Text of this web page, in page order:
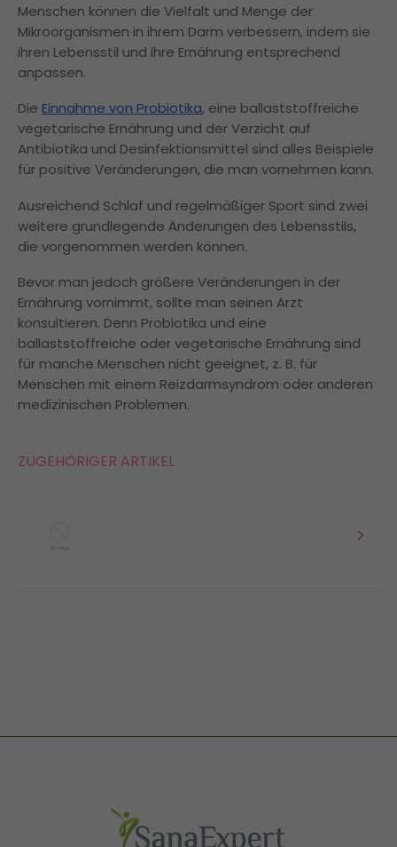
Menschen können die Vielfalt und Menge der
Mikroorganismen in ihrem Darm verbessern, indem sie
ihren Lebensstil und ihre Ernährung entsprechend
anpassen.
Die Einnahme von Probiotika, eine ballaststoffreiche
vegetarische Ernährung und der Verzicht auf
Antibiotika und Desinfektionsmittel sind alles Beispiele
für positive Veränderungen, die man vornehmen kann.
Ausreichend Schlaf und regelmäßiger Sport sind zwei
weitere grundlegende Änderungen des Lebensstils,
die vorgenommen werden können.
Bevor man jedoch größere Veränderungen in der
Ernährung vornimmt, sollte man seinen Arzt
konsultieren. Denn Probiotika und eine
ballaststoffreiche oder vegetarische Ernährung sind
für manche Menschen nicht geeignet, z. B. für
Menschen mit einem Reizdarmsyndrom oder anderen
medizinischen Problemen.
ZUGEHÖRIGER ARTIKEL
>